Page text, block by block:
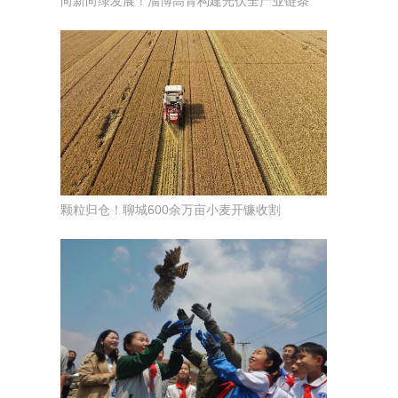
颗粒归仓！聊城600余万亩小麦开镰收割